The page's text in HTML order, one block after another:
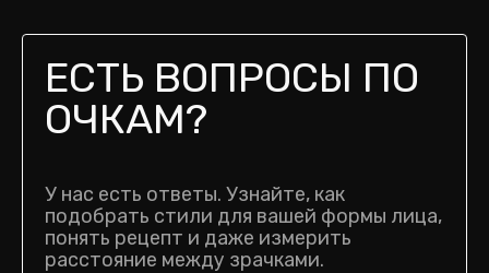
ЕСТЬ ВОПРОСЫ ПО
ОЧКАМ?
У нас есть ответы. Узнайте, как
подобрать стили для вашей формы лица,
понять рецепт и даже измерить
расстояние между зрачками.